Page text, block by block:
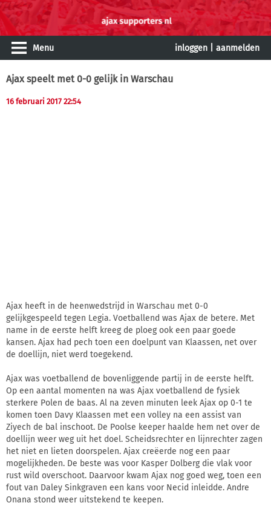
Menu inloggen aanmelden
Ajax speelt met 0-0 gelijk in Warschau
16 februari 2017 22:54
Ajax heeft in de heenwedstrijd in Warschau met 0-0
gelijkgespeeld tegen Legia. Voetballend was Ajax de betere. Met
name in de eerste helft kreeg de ploeg ook een paar goede
kansen. Ajax had pech toen een doelpunt van Klaassen, net over
de doellijn, niet werd toegekend.
Ajax was voetballend de bovenliggende partij in de eerste helft.
Op een aantal momenten na was Ajax voetballend de fysiek
sterkere Polen de baas. Al na zeven minuten leek Ajax op 0-1 te
komen toen Davy Klaassen met een volley na een assist van
Ziyech de bal inschoot. De Poolse keeper haalde hem net over de
doellijn weer weg uit het doel. Scheidsrechter en lijnrechter zagen
het niet en lieten doorspelen. Ajax creëerde nog een paar
mogelijkheden. De beste was voor Kasper Dolberg die vlak voor
rust wild overschoot. Daarvoor kwam Ajax nog goed weg, toen een
fout van Daley Sinkgraven een kans voor Necid inleidde. Andre
Onana stond weer uitstekend te keepen.